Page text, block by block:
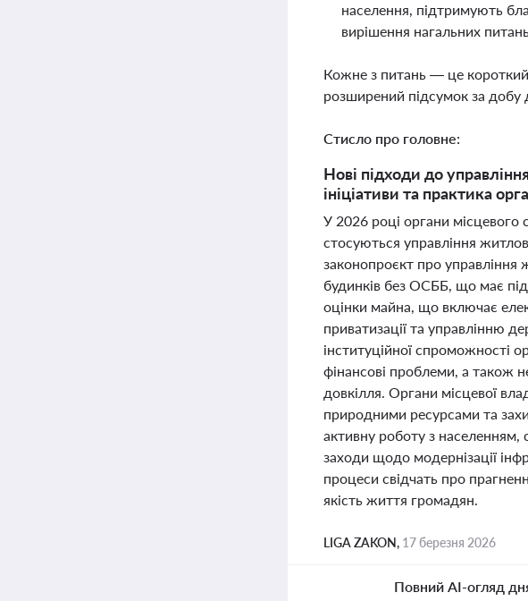
населення, підтримують
вирішення нагальних
Кожне з питань — це
розширений підсумок за добу
Стисло про головне:
Нові підходи до
ініціативи та практика
У 2026 році органи місцевого
стосуються управління
законопроєкт про
будинків без ОСББ, що має
оцінки майна, що включає
приватизації та управлінню
інституційної спроможності
фінансові проблеми, а також
довкілля. Органи місцевої
природними ресурсами та
активну роботу з населенням,
заходи щодо модернізації
процеси свідчать про
якість життя громадян.
LIGA ZAKON, 17 березня 2026
Повний AI-огляд